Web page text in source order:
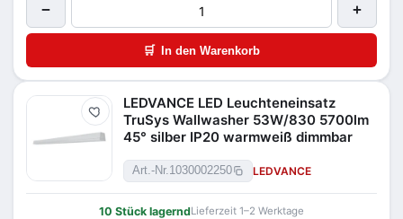
− +
🛒 In den Warenkorb
Merken
LEDVANCE LED Leuchteneinsatz
TruSys Wallwasher 53W/830 5700lm
45° silber IP20 warmweiß dimmbar
Art.-Nr.1030002250 LEDVANCE
10 Stück lagerndLieferzeit 1–2 Werktage